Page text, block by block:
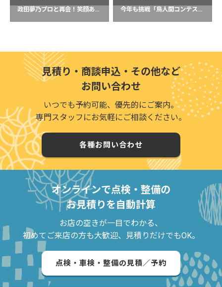
政田夢乃プロと再会！笑顔あふれる時間でした
今年も挑戦「鳥人間コンテスト2025」
見積り・商談申込・その他など
お問い合わせ
いつでも予約可能、優先的にご案内。
専門スタッフにお気軽にご相談ください。
各種お問い合わせ
オンラインで点検・整備の
お見積りを自動計算
お店の空きが一目でわかる、
初めてご来店の方も大歓迎、見積りだけでもOK。
点検・車検・整備の見積／予約